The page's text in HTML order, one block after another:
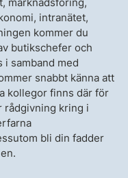
intranätet,
kommer du
butikschefer och
i samband med
snabbt känna att
kollegor finns där för
rådgivning kring i
bli din fadder